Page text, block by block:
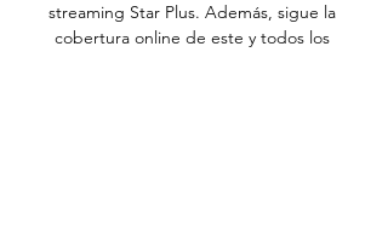
streaming Star Plus. Además, sigue la
cobertura online de este y todos los